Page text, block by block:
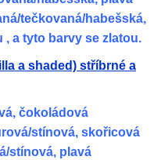
tečkovaná/habešská,
a tyto barvy se zlatou.
a shaded) stříbrné a
čokoládová
stínová, skořicová
stínová, plavá